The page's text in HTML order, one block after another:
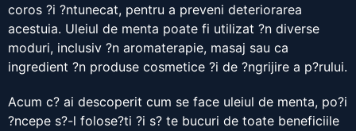
coros ?i ?ntunecat, pentru a preveni deteriorarea
acestuia. Uleiul de menta poate fi utilizat ?n diverse
moduri, inclusiv ?n aromaterapie, masaj sau ca
ingredient ?n produse cosmetice ?i de ?ngrijire a p?rului.
Acum c? ai descoperit cum se face uleiul de menta, po?i
?ncepe s?-l folose?ti ?i s? te bucuri de toate beneficiile